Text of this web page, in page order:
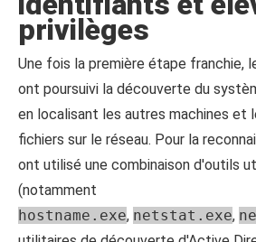
privilèges
Une fois la première étape franchie,
ont poursuivi la découverte du
en localisant les autres machines et
fichiers sur le réseau. Pour la
ont utilisé une combinaison d'outils
(notamment
hostname.exe, netstat.exe,